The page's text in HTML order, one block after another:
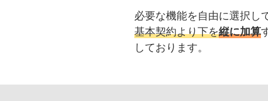
必要な機能を自由に選択し
基本契約より下を縦に加算
しております。